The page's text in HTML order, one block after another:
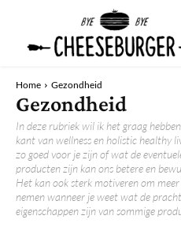
Home Gezondheid
Gezondheid
In deze rubriek wil ik het graag
kant van wellness en holistic healthy
zo goed voor je zijn of wat de
producten zijn kan ons betere en
Het kan ook sterk motiveren om
nemen wanneer je weet wat de
eigenschappen zijn van sommige